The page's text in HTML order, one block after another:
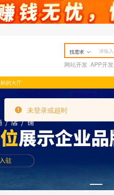
找需求
网站开发 APP开发
标的大厅
未登录或超时
未登录或超时